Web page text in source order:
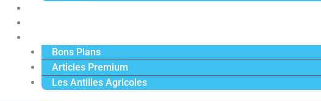
Bons Plans
Articles Premium
Les Antilles Agricoles